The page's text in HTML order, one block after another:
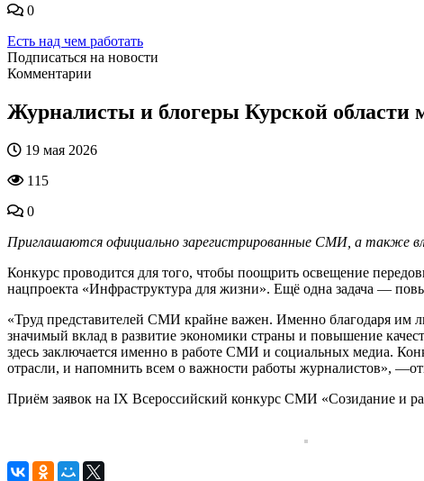
0
Есть над чем работать
Подписаться на новости
Комментарии
Журналисты и блогеры Курской области
19 мая 2026
115
0
Приглашаются официально зарегистрированные СМИ, а также
Конкурс проводится для того, чтобы поощрить освещение
нацпроекта «Инфраструктура для жизни». Ещё одна задача —
«Труд представителей СМИ крайне важен. Именно благодаря им
значимый вклад в развитие экономики страны и повышение
здесь заключается именно в работе СМИ и социальных медиа.
отрасли, и напомнить всем о важности работы журналистов»,
Приём заявок на IX Всероссийский конкурс СМИ «Созидание и